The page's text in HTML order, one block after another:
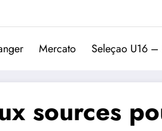
Mercato Seleçao U16 –
sources